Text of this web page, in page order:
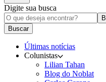
Digite sua busca
Buscar
Últimas notícias
Colunistas
Lilian Tahan
Blog do Noblat